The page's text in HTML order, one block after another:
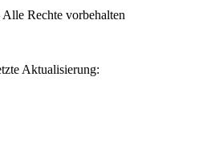
Rechte vorbehalten
Aktualisierung: